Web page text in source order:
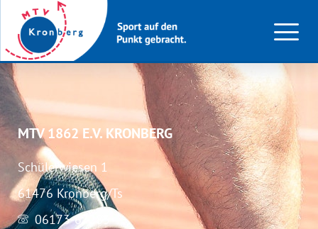
C-Jugend (w)
MTV 1862 E.V. KRONBERG
Schülerwiesen 1
61476 Kronberg/Ts
06173-67283